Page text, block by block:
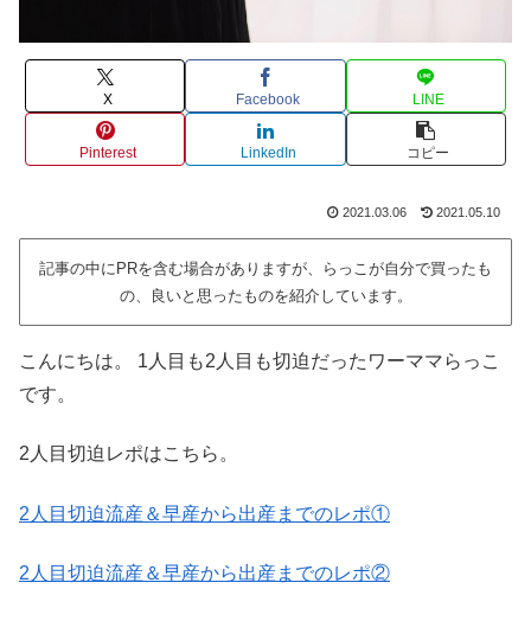
X Facebook LINE
Pinterest LinkedIn コピー
2021.03.06 2021.05.10
記事の中にPRを含む場合がありますが、らっこが自分で買ったも
の、良いと思ったものを紹介しています。
こんにちは。 1人目も2人目も切迫だったワーママらっこ
です。
2人目切迫レポはこちら。
2人目切迫流産＆早産から出産までのレポ①
2人目切迫流産＆早産から出産までのレポ②